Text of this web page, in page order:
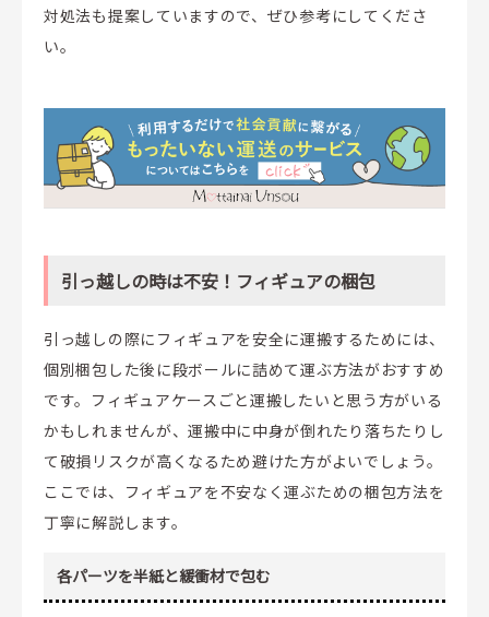
対処法も提案していますので、ぜひ参考にしてくださ
い。
引っ越しの時は不安！フィギュアの梱包
引っ越しの際にフィギュアを安全に運搬するためには、
個別梱包した後に段ボールに詰めて運ぶ方法がおすすめ
です。フィギュアケースごと運搬したいと思う方がいる
かもしれませんが、運搬中に中身が倒れたり落ちたりし
て破損リスクが高くなるため避けた方がよいでしょう。
ここでは、フィギュアを不安なく運ぶための梱包方法を
丁寧に解説します。
各パーツを半紙と緩衝材で包む